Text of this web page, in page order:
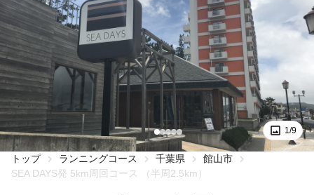
1/9
トップ ランニングコース 千葉県
館山市
SEA DAYS発 5km周回コース （半周2.5km）